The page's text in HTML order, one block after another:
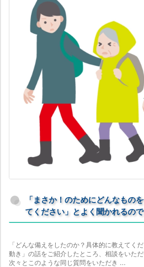
「まさか！のためにどんなもの
てください」とよく聞かれるので
「どんな備えをしたのか？具体的に教えてく
動き」の話をご紹介したところ、相談をいた
次々とこのような同じ質問をいただき ...